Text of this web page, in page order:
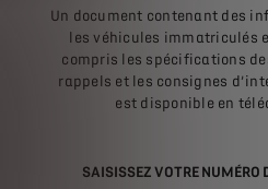
Un document contenant des
les véhicules immatriculés
compris les spécifications
rappels et les consignes
est disponible en
SAISISSEZ VOTRE NUMÉRO